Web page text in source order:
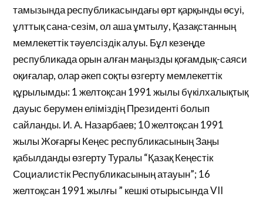
тамызында республикасындағы өрт қарқынды өсуі,
ұлттық сана-сезім, ол аша ұмтылу, Қазақстанның
мемлекеттік тәуелсіздік алуы. Бұл кезеңде
республикада орын алған маңызды қоғамдық-саяси
оқиғалар, олар әкеп соқты өзгерту мемлекеттік
құрылымды: 1 желтоқсан 1991 жылы бүкілхалықтық
дауыс берумен еліміздің Президенті болып
сайланды. И. А. Назарбаев; 10 желтоқсан 1991
жылы Жоғарғы Кеңес республикасының Заңы
қабылданды өзгерту Туралы “Қазақ Кеңестік
Социалистік Республикасының атауын”; 16
желтоқсан 1991 жылғы ” кешкі отырысында VII